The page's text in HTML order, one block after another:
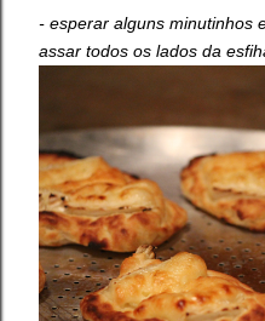
- esperar alguns minutinhos
assar todos os lados da